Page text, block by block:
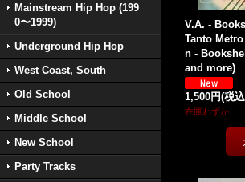
Mainstream Hip Hop (199
0〜1999)
Underground Hip Hop
West Coast, South
Old School
Middle School
New School
Party Tracks
V.A. -
Tanto
n -
and more)
1,500円(税
在庫わずか